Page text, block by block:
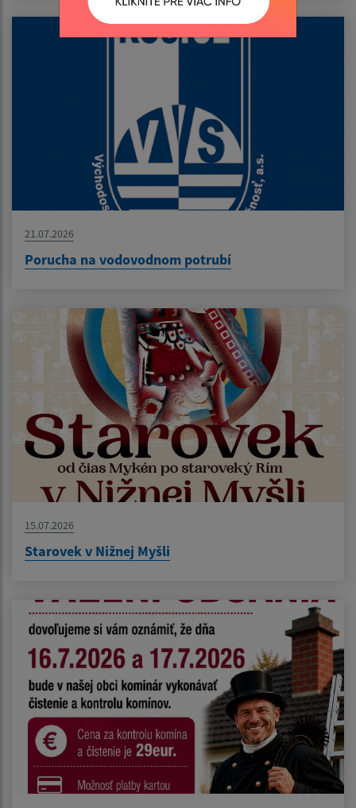
21.07.2026
Porucha na vodovodnom potrubí
15.07.2026
Starovek v Nižnej Myšli